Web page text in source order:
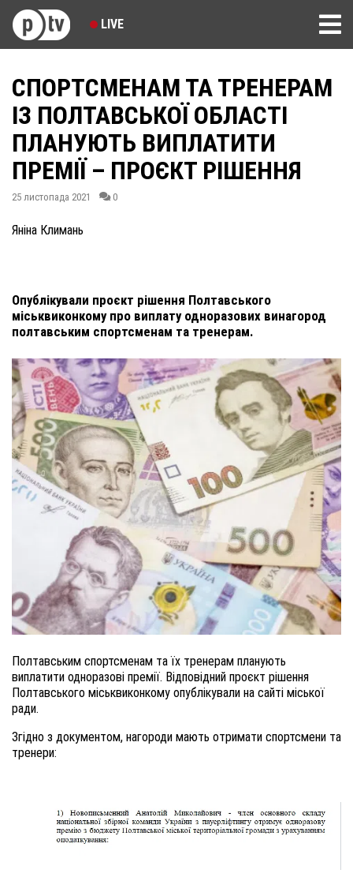
LIVE
СПОРТСМЕНАМ ТА ТРЕНЕРАМ
ІЗ ПОЛТАВСЬКОЇ ОБЛАСТІ
ПЛАНУЮТЬ ВИПЛАТИТИ
ПРЕМІЇ – ПРОЄКТ РІШЕННЯ
25 листопада 2021 0
Яніна Климань
Опублікували проєкт рішення Полтавського
міськвиконкому про виплату одноразових винагород
полтавським спортсменам та тренерам.
Полтавським спортсменам та їх тренерам планують
виплатити одноразові премії. Відповідний проєкт рішення
Полтавського міськвиконкому опублікували на сайті міської
ради.
Згідно з документом, нагороди мають отримати спортсмени та
тренери: